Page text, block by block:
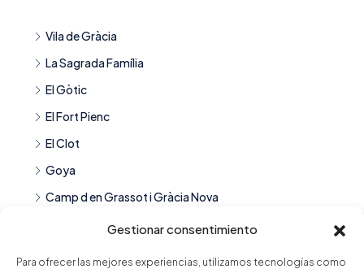
Gestionar consentimiento
Para ofrecer las mejores experiencias, utilizamos tecnologías como
Vila de Gràcia
La Sagrada Família
El Gòtic
El Fort Pienc
El Clot
Goya
Camp d en Grassot i Gràcia Nova